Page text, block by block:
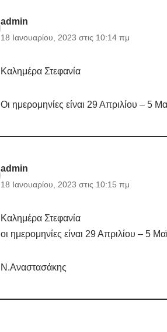
admin
18 Ιανουαρίου, 2023 στις 10:14 πμ
Καλημέρα Στεφανία
Οι ημερομηνίες είναι 29 Απριλίου – 5
admin
18 Ιανουαρίου, 2023 στις 10:15 πμ
Καλημέρα Στεφανία
οι ημερομηνίες είναι 29 Απριλίου – 5
Ν.Αναστασάκης